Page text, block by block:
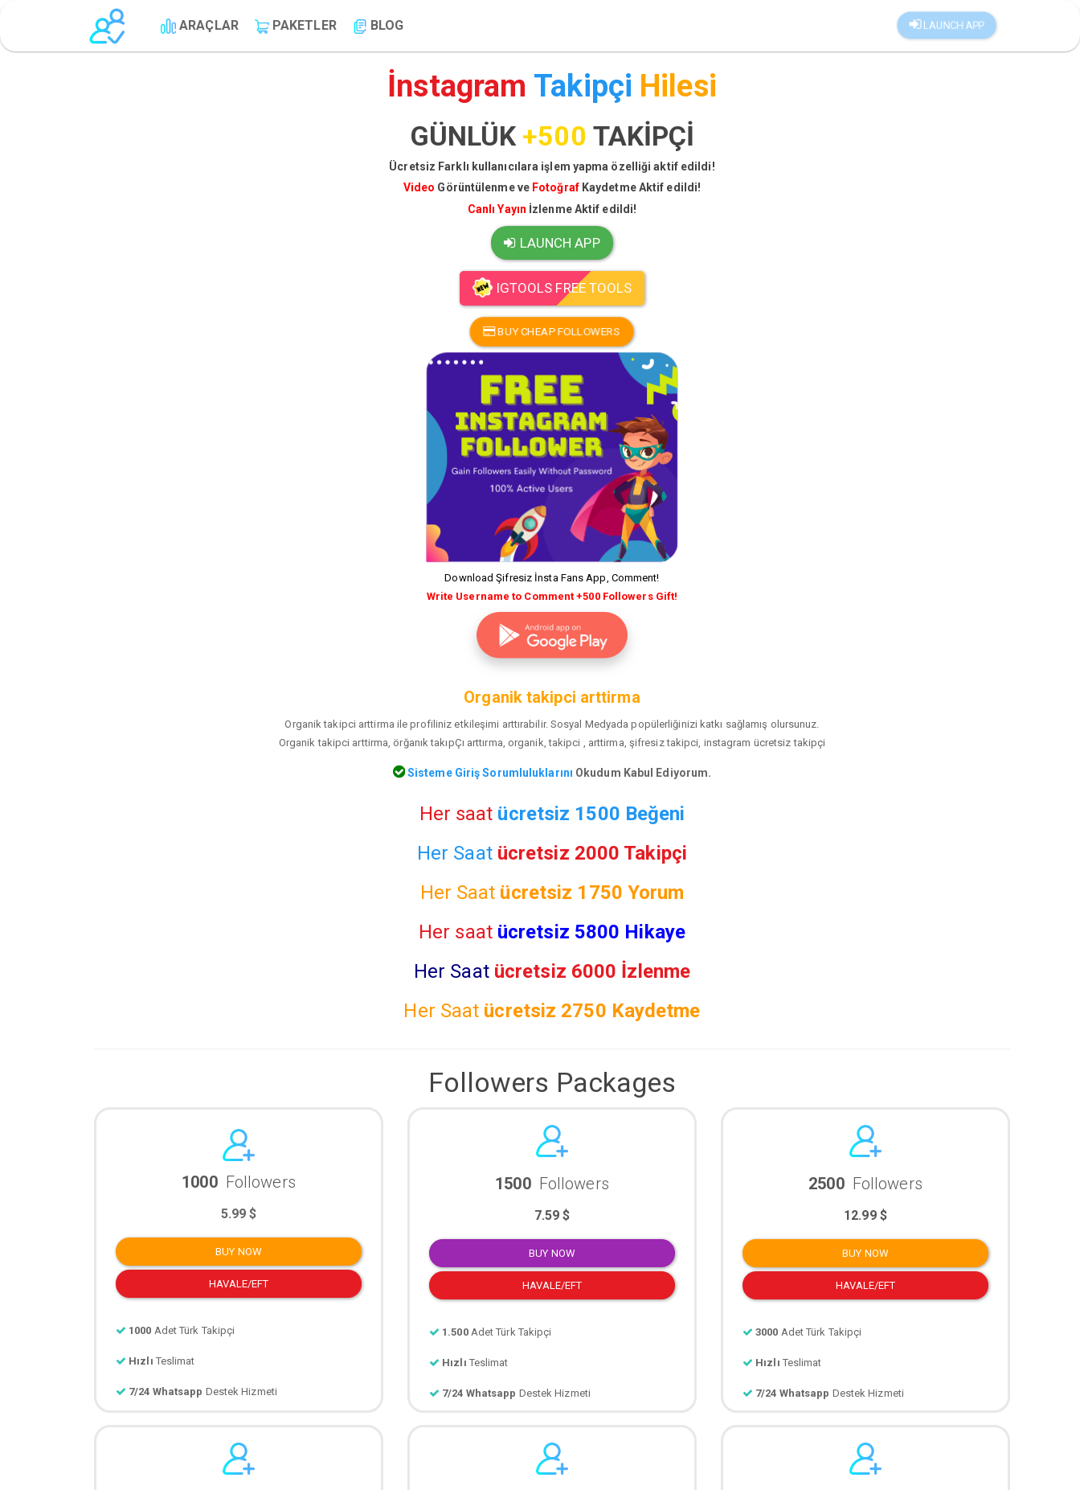
LAUNCH APP
ARAÇLAR PAKETLER BLOG
İnstagram Takipçi Hilesi
GÜNLÜK +500 TAKİPÇİ
Ücretsiz Farklı kullanıcılara işlem yapma özelliği aktif edildi!
Video Görüntülenme ve Fotoğraf Kaydetme Aktif edildi!
Canlı Yayın İzlenme Aktif edildi!
LAUNCH APP
IGTOOLS FREE TOOLS
BUY CHEAP FOLLOWERS
Download Şifresiz İnsta Fans App, Comment!
Write Username to Comment +500 Followers Gift!
Organik takipci arttirma
Organik takipci arttirma ile profiliniz etkileşimi arttırabilir. Sosyal Medyada popülerliğinizi katkı sağlamış olursunuz.
Organik takipci arttirma, örğanık takıpÇı arttırma, organik, takipci , arttirma, şifresiz takipci, instagram ücretsiz takipçi
Sisteme Giriş Sorumluluklarını Okudum Kabul Ediyorum.
Her saat ücretsiz 1500 Beğeni
Her Saat ücretsiz 2000 Takipçi
Her Saat ücretsiz 1750 Yorum
Her saat ücretsiz 5800 Hikaye
Her Saat ücretsiz 6000 İzlenme
Her Saat ücretsiz 2750 Kaydetme
Followers Packages
1000 Followers
5.99 $
BUY NOW
HAVALE/EFT
1000 Adet Türk Takipçi
Hızlı Teslimat
7/24 Whatsapp Destek Hizmeti
1500 Followers
7.59 $
BUY NOW
HAVALE/EFT
1.500 Adet Türk Takipçi
Hızlı Teslimat
7/24 Whatsapp Destek Hizmeti
2500 Followers
12.99 $
BUY NOW
HAVALE/EFT
3000 Adet Türk Takipçi
Hızlı Teslimat
7/24 Whatsapp Destek Hizmeti